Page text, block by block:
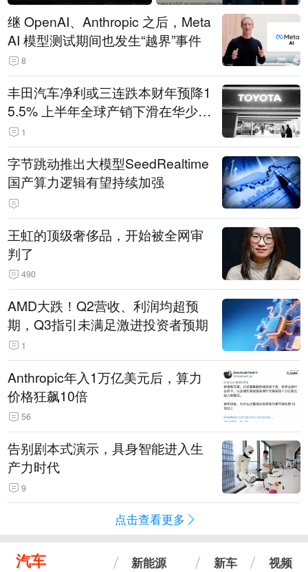
继 OpenAI、Anthropic 之后，Meta
AI 模型测试期间也发生“越界”事件
8
丰田汽车净利或三连跌本财年预降1
5.5% 上半年全球产销下滑在华少卖
14.3万辆
1
字节跳动推出大模型SeedRealtime
国产算力逻辑有望持续加强
王虹的顶级奢侈品，开始被全网审
判了
490
AMD大跌！Q2营收、利润均超预
期，Q3指引未满足激进投资者预期
1
Anthropic年入1万亿美元后，算力
价格狂飙10倍
56
告别剧本式演示，具身智能进入生
产力时代
9
点击查看更多
汽车 新能源 新车 视频